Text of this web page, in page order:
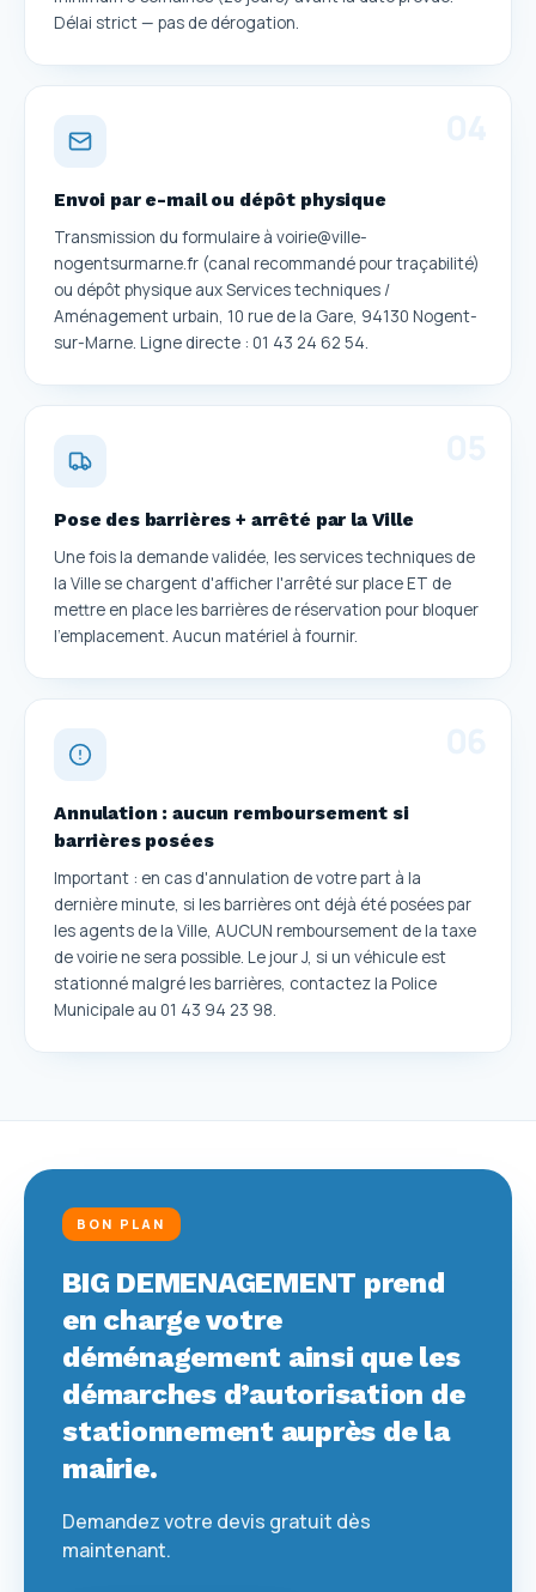
Délai strict — pas de dérogation.
Envoi par e-mail ou dépôt physique
Transmission du formulaire à voirie@ville-
nogentsurmarne.fr (canal recommandé pour traçabilité)
ou dépôt physique aux Services techniques /
Aménagement urbain, 10 rue de la Gare, 94130 Nogent-
sur-Marne. Ligne directe : 01 43 24 62 54.
Pose des barrières + arrêté par la Ville
Une fois la demande validée, les services techniques de
la Ville se chargent d'afficher l'arrêté sur place ET de
mettre en place les barrières de réservation pour bloquer
l'emplacement. Aucun matériel à fournir.
Annulation : aucun remboursement si
barrières posées
Important : en cas d'annulation de votre part à la
dernière minute, si les barrières ont déjà été posées par
les agents de la Ville, AUCUN remboursement de la taxe
de voirie ne sera possible. Le jour J, si un véhicule est
stationné malgré les barrières, contactez la Police
Municipale au 01 43 94 23 98.
BON PLAN
BIG DEMENAGEMENT prend
en charge votre
déménagement ainsi que les
démarches d’autorisation de
stationnement auprès de la
mairie.
Demandez votre devis gratuit dès
maintenant.